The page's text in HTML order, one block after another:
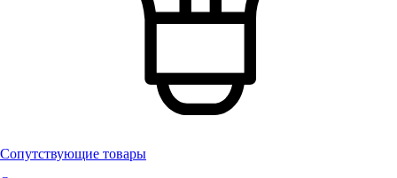
Сопутствующие товары